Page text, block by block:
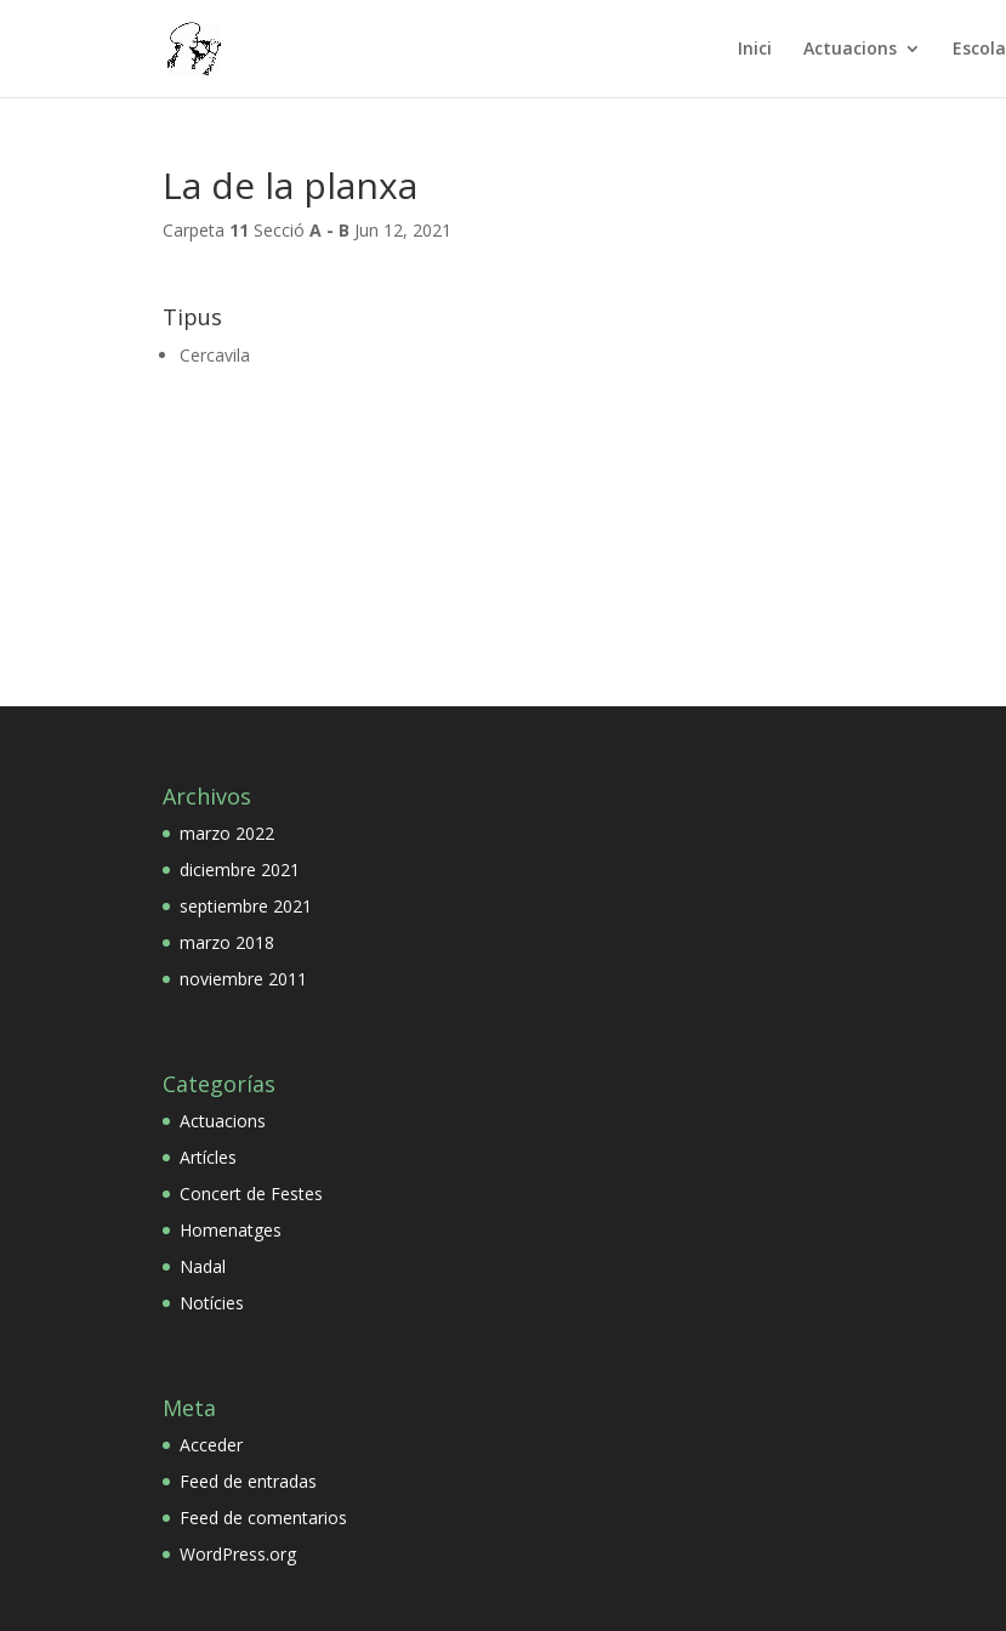
Inici Actuacions Escola
La de la planxa
Carpeta 11 SeccióA - B Jun 12, 2021
Tipus
Cercavila
Archivos
marzo 2022
diciembre 2021
septiembre 2021
marzo 2018
noviembre 2011
Categorías
Actuacions
Artícles
Concert de Festes
Homenatges
Nadal
Notícies
Meta
Acceder
Feed de entradas
Feed de comentarios
WordPress.org